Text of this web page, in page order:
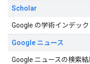
Scholar
Google の学術インデッ
Google ニュース
Google ニュースの検索